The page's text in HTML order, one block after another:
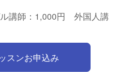
講師：1,000円 外国人講
スンお申込み